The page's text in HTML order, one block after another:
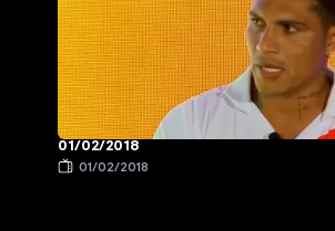
01/02/2018
01/02/2018